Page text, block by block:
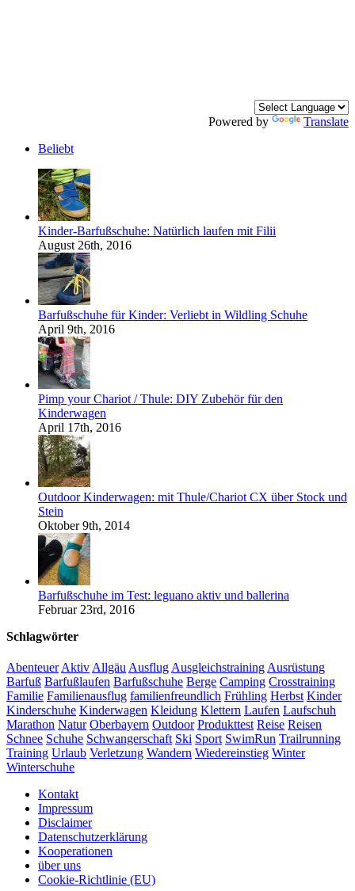
Powered by
Translate
Beliebt
Kinder-Barfußschuhe: Natürlich laufen mit Filii
August 26th, 2016
Barfußschuhe für Kinder: Verliebt in Wildling Schuhe
April 9th, 2016
Pimp your Chariot / Thule: DIY Zubehör für den
Kinderwagen
April 17th, 2016
Outdoor Kinderwagen: mit Thule/Chariot CX über Stock und
Stein
Oktober 9th, 2014
Barfußschuhe im Test: leguano aktiv und ballerina
Februar 23rd, 2016
Schlagwörter
Abenteuer Aktiv Allgäu Ausflug Ausgleichstraining Ausrüstung
Barfuß Barfußlaufen Barfußschuhe Berge Camping Crosstraining
Familie Familienausflug familienfreundlich Frühling Herbst Kinder
Kinderschuhe Kinderwagen Kleidung Klettern Laufen Laufschuh
Marathon Natur Oberbayern Outdoor Produkttest Reise Reisen
Schnee Schuhe Schwangerschaft Ski Sport SwimRun Trailrunning
Training Urlaub Verletzung Wandern Wiedereinstieg Winter
Winterschuhe
Kontakt
Impressum
Disclaimer
Datenschutzerklärung
Kooperationen
über uns
Cookie-Richtlinie (EU)